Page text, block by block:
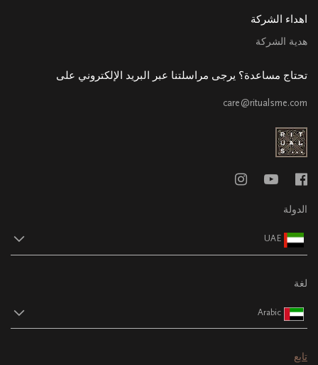
اهداء الشركة
هدية الشركة
تحتاج مساعدة؟ يرجى مراسلتنا عبر البريد الإلكتروني على
care@ritualsme.com
الدولة
UAE
لغة
Arabic
تابع